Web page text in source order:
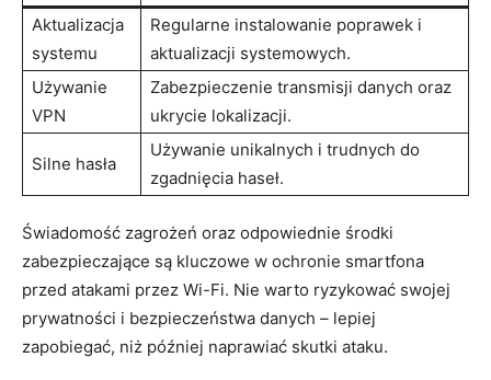
Aktualizacja
systemu
Regularne instalowanie poprawek i
aktualizacji systemowych.
Używanie
VPN
Zabezpieczenie transmisji danych oraz
ukrycie lokalizacji.
Silne hasła
Używanie unikalnych i trudnych do
zgadnięcia haseł.
Świadomość zagrożeń oraz odpowiednie środki
zabezpieczające są kluczowe w ochronie smartfona
przed atakami przez Wi-Fi. Nie warto ryzykować swojej
prywatności i bezpieczeństwa danych – lepiej
zapobiegać, niż później naprawiać skutki ataku.